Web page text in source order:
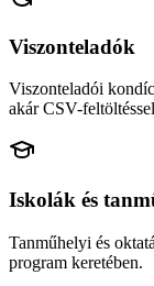
Viszonteladók
Viszonteladói
akár CSV-
Iskolák és
Tanműhelyi és
program keretében.